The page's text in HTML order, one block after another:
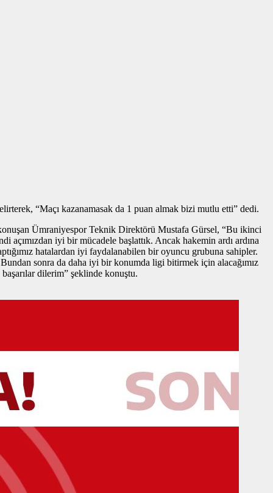
“Maçı kazanamasak da 1 puan almak bizi mutlu etti” dedi.
Ümraniyespor Teknik Direktörü Mustafa Gürsel, “Bu ikinci
açımızdan iyi bir mücadele başlattık. Ancak hakemin ardı ardına
hatalardan iyi faydalanabilen bir oyuncu grubuna sahipler.
sonra da daha iyi bir konumda ligi bitirmek için alacağımız
dilerim” şeklinde konuştu.